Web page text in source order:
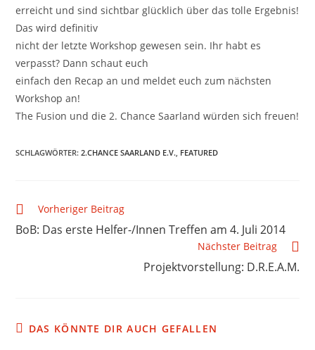
erreicht und sind sichtbar glücklich über das tolle Ergebnis!
Das wird definitiv
nicht der letzte Workshop gewesen sein. Ihr habt es
verpasst? Dann schaut euch
einfach den Recap an und meldet euch zum nächsten
Workshop an!
The Fusion und die 2. Chance Saarland würden sich freuen!
SCHLAGWÖRTER:2.CHANCE SAARLAND E.V., FEATURED
Vorheriger Beitrag
BoB: Das erste Helfer-/Innen Treffen am 4. Juli 2014
Nächster Beitrag
Projektvorstellung: D.R.E.A.M.
DAS KÖNNTE DIR AUCH GEFALLEN